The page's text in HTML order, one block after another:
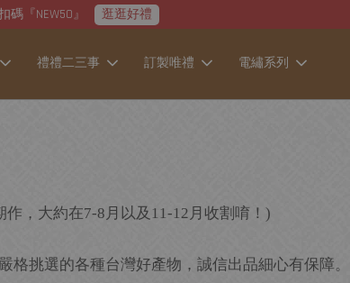
碼『NEW50』 逛逛好禮
禮禮二三事 訂製唯禮 電繡系列
作，大約在7-8 月以及 11-12 月收割唷！ )
挑選的各種台灣好產物，誠信出品細心有保障。